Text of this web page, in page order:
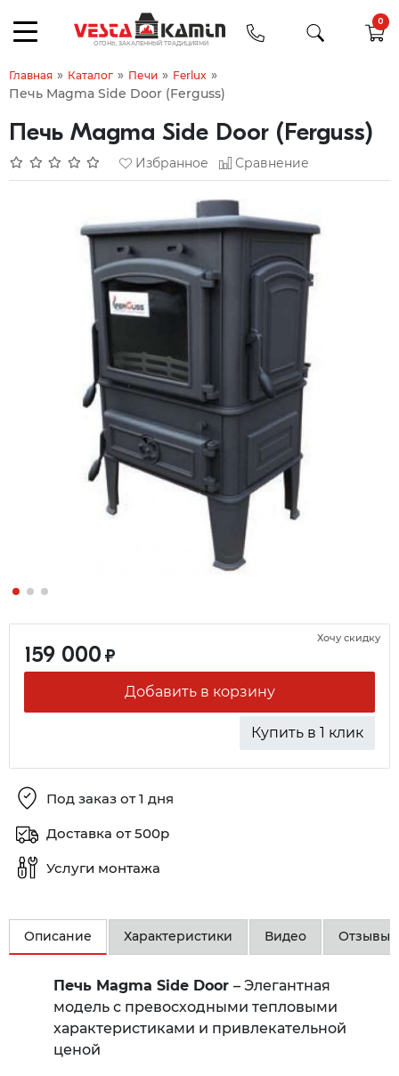
0
Главная » Каталог » Печи » Ferlux »
Печь Magma Side Door (Ferguss)
Печь Magma Side Door (Ferguss)
Избранное Сравнение
159 000 ₽
Добавить в корзину
Купить в 1 клик
Хочу скидку
Под заказ от 1 дня
Доставка от 500р
Услуги монтажа
Описание Характеристики Видео Отзывы
Печь Magma Side Door – Элегантная
модель с превосходными тепловыми
характеристиками и привлекательной
ценой